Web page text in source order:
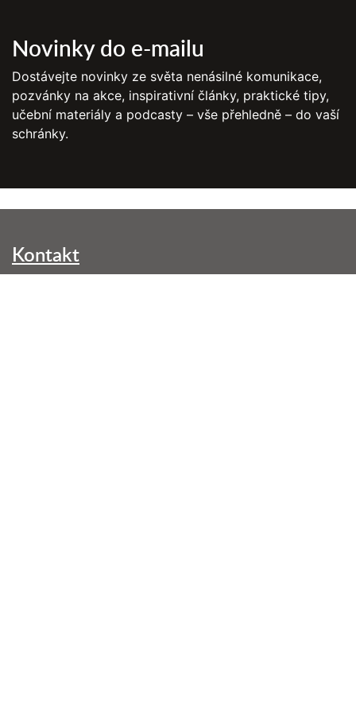
Novinky do e-mailu
Dostávejte novinky ze světa nenásilné komunikace,
pozvánky na akce, inspirativní články, praktické tipy,
učební materiály a podcasty – vše přehledně – do vaší
schránky.
Kontakt
NVC Brno, z. s.